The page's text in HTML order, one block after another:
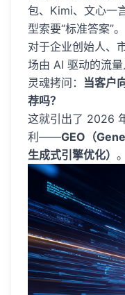
包、Kimi、文心一
型索要“标准答案”。
对于企业创始人、
场由 AI 驱动的流
灵魂拷问： 当客户
荐吗？
这就引出了 2026
利——GEO（
生成式引擎优化） 。